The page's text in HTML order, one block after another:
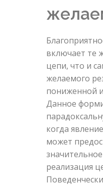
включает те
цепи, что и
желаемого
пониженной
Данное
когда
может
реализация